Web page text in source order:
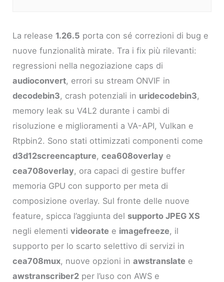
La release 1.26.5 porta con sé correzioni di bug e
nuove funzionalità mirate. Tra i fix più rilevanti:
regressioni nella negoziazione caps di
audioconvert, errori su stream ONVIF in
decodebin3, crash potenziali in uridecodebin3,
memory leak su V4L2 durante i cambi di
risoluzione e miglioramenti a VA-API, Vulkan e
Rtpbin2. Sono stati ottimizzati componenti come
d3d12screencapture,cea608overlay e
cea708overlay, ora capaci di gestire buffer
memoria GPU con supporto per meta di
composizione overlay. Sul fronte delle nuove
feature, spicca l’aggiunta del supporto JPEG XS
negli elementivideorate e imagefreeze, il
supporto per lo scarto selettivo di servizi in
cea708mux, nuove opzioni inawstranslate e
awstranscriber2 per l’uso con AWS e